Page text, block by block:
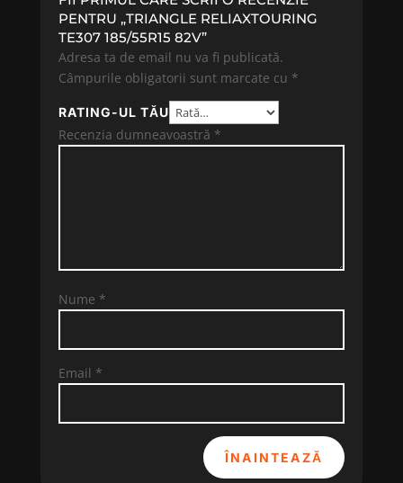
PENTRU „TRIANGLE RELIAXTOURING
TE307 185/55R15 82V”
Adresa ta de email nu va fi publicată.
Câmpurile obligatorii sunt marcate cu *
RATING-UL TĂU
Recenzia dumneavoastră *
Nume *
Email *
ÎNAINTEAZĂ